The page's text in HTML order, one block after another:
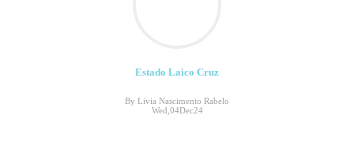
Estado Laico Cruz
By Livia Nascimento Rabelo
Wed,04Dec24